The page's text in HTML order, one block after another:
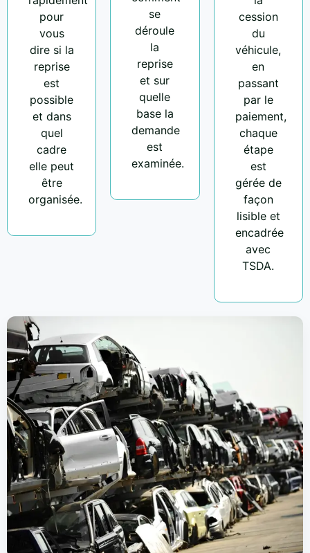
pour
vous
dire si la
reprise
est
possible
et dans
quel
cadre
elle peut
être
organisée.
se
déroule
la
reprise
et sur
quelle
base la
demande
est
examinée.
cession
du
véhicule,
en
passant
par le
paiement,
chaque
étape
est
gérée de
façon
lisible et
encadrée
avec
TSDA.